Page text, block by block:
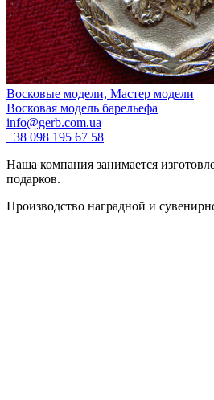
Восковые модели, Мастер модели
Восковая модель барельефа
info@gerb.com.ua
+38 098 195 67 58
Наша компания занимается
подарков.
Производство наградной и